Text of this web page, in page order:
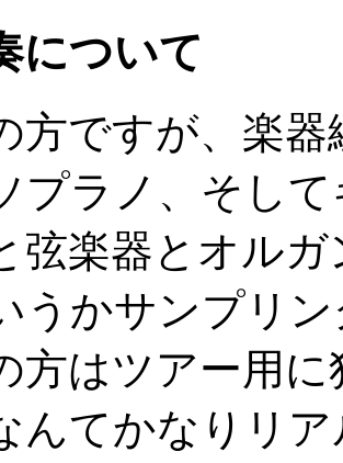
について
方ですが、楽
プラノ、そし
弦楽器とオル
うかサンプリ
方はツアー用
んてかなりリア